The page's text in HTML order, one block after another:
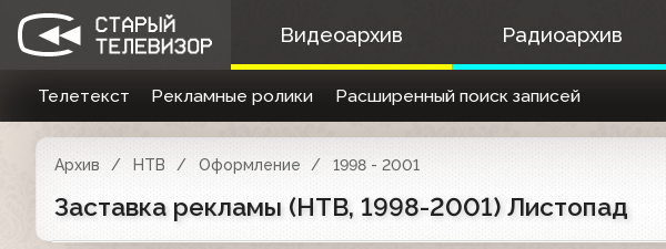
Видеоархив Радиоархив
Телетекст Рекламные ролики Расширенный поиск записей
Архив НТВ Оформление 1998 - 2001
Заставка рекламы (НТВ, 1998-2001) Листопад